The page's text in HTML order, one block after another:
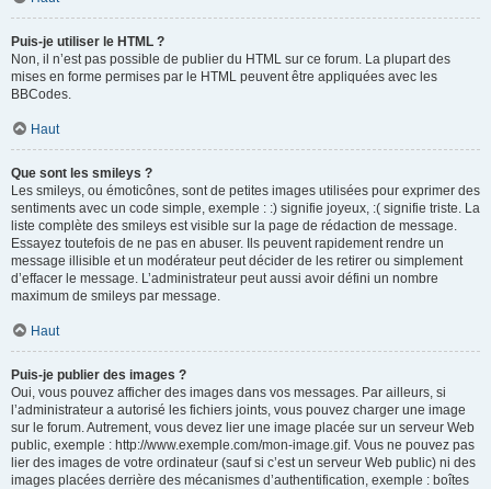
Puis-je utiliser le HTML ?
Non, il n’est pas possible de publier du HTML sur ce forum. La plupart des
mises en forme permises par le HTML peuvent être appliquées avec les
BBCodes.
Haut
Que sont les smileys ?
Les smileys, ou émoticônes, sont de petites images utilisées pour exprimer des
sentiments avec un code simple, exemple : :) signifie joyeux, :( signifie triste. La
liste complète des smileys est visible sur la page de rédaction de message.
Essayez toutefois de ne pas en abuser. Ils peuvent rapidement rendre un
message illisible et un modérateur peut décider de les retirer ou simplement
d’effacer le message. L’administrateur peut aussi avoir défini un nombre
maximum de smileys par message.
Haut
Puis-je publier des images ?
Oui, vous pouvez afficher des images dans vos messages. Par ailleurs, si
l’administrateur a autorisé les fichiers joints, vous pouvez charger une image
sur le forum. Autrement, vous devez lier une image placée sur un serveur Web
public, exemple : http://www.exemple.com/mon-image.gif. Vous ne pouvez pas
lier des images de votre ordinateur (sauf si c’est un serveur Web public) ni des
images placées derrière des mécanismes d’authentification, exemple : boîtes